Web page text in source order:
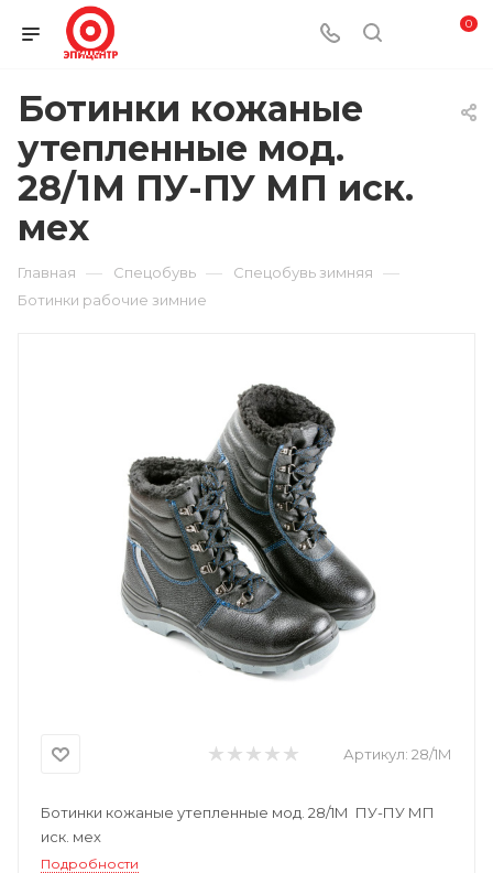
0
Ботинки кожаные
утепленные мод.
28/1М ПУ-ПУ МП иск.
мех
Главная — Спецобувь — Спецобувь зимняя —
Ботинки рабочие зимние
Артикул: 28/1М
Ботинки кожаные утепленные мод. 28/1М ПУ-ПУ МП
иск. мех
Подробности